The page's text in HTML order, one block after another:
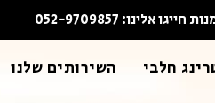
חייגו אלינו: 052-9709857
חלבי השירותים שלנו